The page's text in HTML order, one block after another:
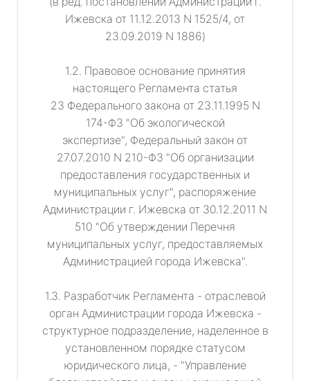
Ижевска от 11.12.2013 N 1525/4, от
23.09.2019 N 1886)
1.2. Правовое основание принятия
настоящего Регламента статья
23 Федерального закона от 23.11.1995 N
174-ФЗ "Об экологической
экспертизе", Федеральный закон от
27.07.2010 N 210-ФЗ "Об организации
предоставления государственных и
муниципальных услуг", распоряжение
Администрации г. Ижевска от 30.12.2011 N
510 "Об утверждении Перечня
муниципальных услуг, предоставляемых
Администрацией города Ижевска".
1.3. Разработчик Регламента - отраслевой
орган Администрации города Ижевска -
структурное подразделение, наделенное в
установленном порядке статусом
юридического лица, - "Управление